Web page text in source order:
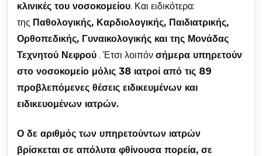
κλινικές του νοσοκομείου. Και ειδικότερα:
της Παθολογικής, Καρδιολογικής, Παιδιατρικής,
Ορθοπεδικής, Γυναικολογικής και της Μονάδας
Τεχνητού Νεφρού . Έτσι λοιπόν σήμερα υπηρετούν
στο νοσοκομείο μόλις 38 ιατροί από τις 89
προβλεπόμενες θέσεις ειδικευμένων και
ειδικευομένων ιατρών.
Ο δε αριθμός των υπηρετούντων ιατρών
βρίσκεται σε απόλυτα φθίνουσα πορεία, σε